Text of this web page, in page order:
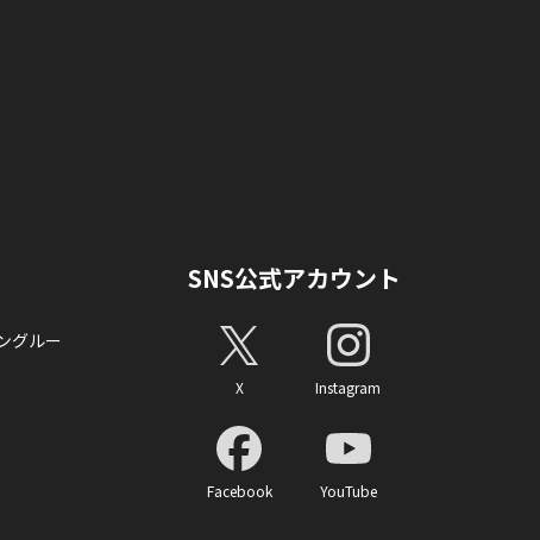
グルー
SNS公式アカウント
X Instagram
Facebook YouTube